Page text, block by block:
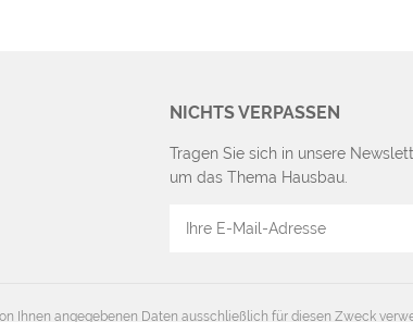
NICHTS VERPASSEN
Tragen Sie sich in unsere
um das Thema Hausbau.
Ihnen angegebenen Daten ausschließlich für diesen Zweck